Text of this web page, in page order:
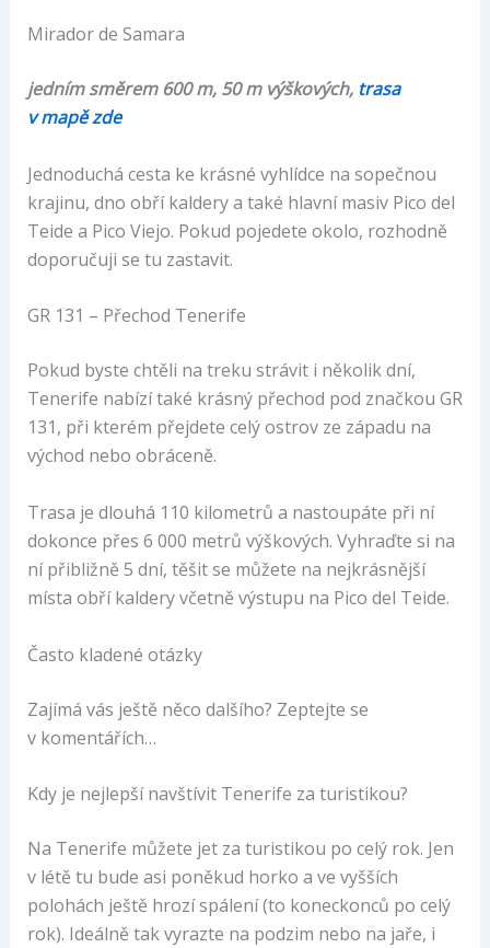
Mirador de Samara
jedním směrem 600 m, 50 m výškových,trasa
v mapě zde
Jednoduchá cesta ke krásné vyhlídce na sopečnou
krajinu, dno obří kaldery a také hlavní masiv Pico del
Teide a Pico Viejo. Pokud pojedete okolo, rozhodně
doporučuji se tu zastavit.
GR 131 – Přechod Tenerife
Pokud byste chtěli na treku strávit i několik dní,
Tenerife nabízí také krásný přechod pod značkou GR
131, při kterém přejdete celý ostrov ze západu na
východ nebo obráceně.
Trasa je dlouhá 110 kilometrů a nastoupáte při ní
dokonce přes 6 000 metrů výškových. Vyhraďte si na
ní přibližně 5 dní, těšit se můžete na nejkrásnější
místa obří kaldery včetně výstupu na Pico del Teide.
Často kladené otázky
Zajímá vás ještě něco dalšího? Zeptejte se
v komentářích…
Kdy je nejlepší navštívit Tenerife za turistikou?
Na Tenerife můžete jet za turistikou po celý rok. Jen
v létě tu bude asi poněkud horko a ve vyšších
polohách ještě hrozí spálení (to koneckonců po celý
rok). Ideálně tak vyrazte na podzim nebo na jaře, i